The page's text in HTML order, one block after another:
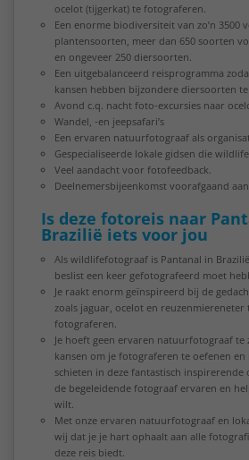
ocelot (tijgerkat) te fotograferen.
Een enorme biodiversiteit van zo’n 3500
plantensoorten, meer dan 650 soorten
en ongeveer 250 diersoorten.
Een uitgebalanceerd reisprogramma
kansen hebben bijzondere diersoorten
Avond c.q. nacht foto-excursies naar
Wandel, -en jeepsafari’s
Een ervaren natuurfotograaf als
Gespecialiseerde lokale gidsen die
Veel aandacht voor fotofeedback.
Deelnemersbijeenkomst voorafgaand aan
Is deze fotoreis naar
Brazilië iets voor jou
Als wildlifefotograaf is Pantanal in
beslist een keer gefotografeerd moet
Je raakt enorm geïnspireerd bij de
zoals jaguar, ocelot en reuzenmiereneter
fotograferen.
Je hoeft geen ervaren natuurfotograaf te
kansen om je fotograferen te oefenen
schieten in deze fantastisch inspirerende
de begeleidende fotograaf ervaren en
wilt.
Met onze ervaren natuurfotograaf en
wij dat je je hart ophaalt aan alle
deze reis biedt.